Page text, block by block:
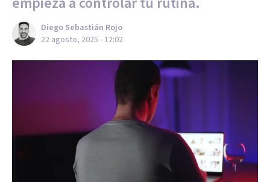
Diego Sebastián Rojo
22 agosto, 2025 - 12:02